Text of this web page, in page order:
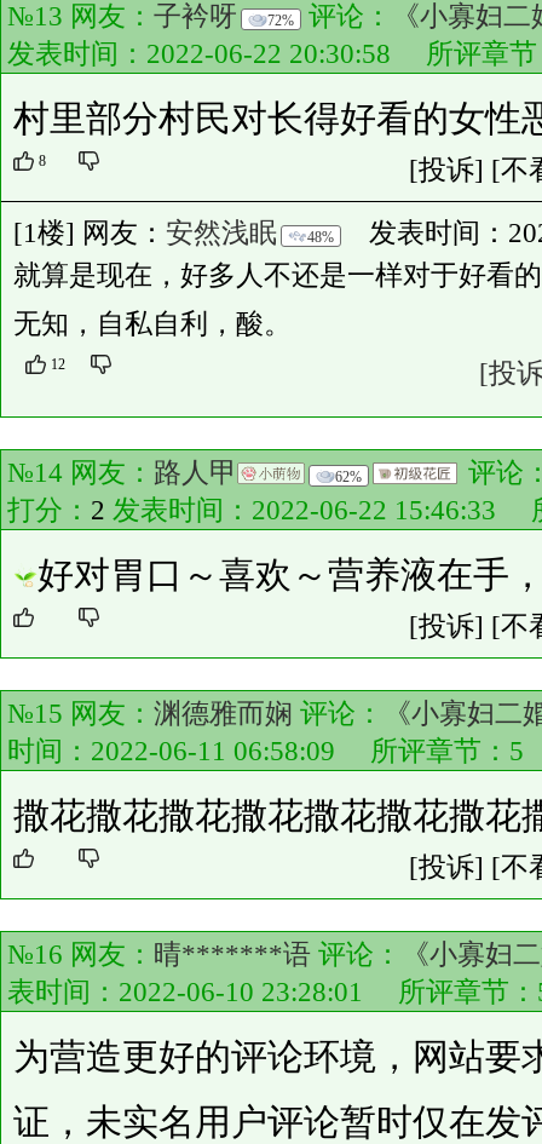
№13 网友： 子衿呀 72% 评论：
《小寡妇
发表时间：2022-06-22 20:30:58 所评章
村里部分村民对长得好看的女性
8 [投诉] [不
[1楼] 网友： 安然浅眠 48%
发表时间：
就算是现在，好多人不还是一样对于好看
无知，自私自利，酸。
12 [投
№14 网友： 路人甲 62%
评论
打分： 2 发表时间：2022-06-22 15:46:33
好对胃口～喜欢～营养液在手
[投诉] [不
№15 网友： 渊德雅而娴 评论：
《小寡妇二
时间：2022-06-11 06:58:09 所评章节： 5
撒花撒花撒花撒花撒花撒花撒花
[投诉] [不
№16 网友： 晴*******语 评论：
《小寡妇
表时间：2022-06-10 23:28:01 所评章节：
为营造更好的评论环境，网站要
证，未实名用户评论暂时仅在发